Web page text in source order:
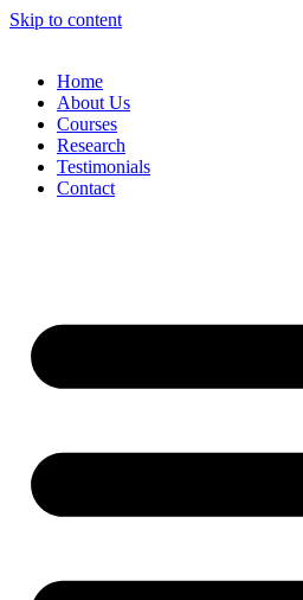
Skip to content
Home
About Us
Courses
Research
Testimonials
Contact